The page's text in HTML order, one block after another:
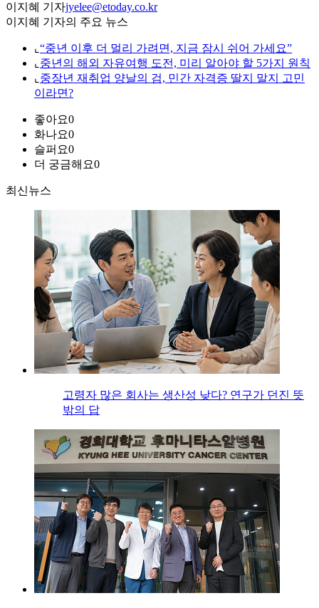
이지혜 기자jyelee@etoday.co.kr
이지혜 기자의 주요 뉴스
⌞ “중년 이후 더 멀리 가려면, 지금 잠시 쉬어 가세요”
⌞ 중년의 해외 자유여행 도전, 미리 알아야 할 5가지 원칙
⌞ 중장년 재취업 양날의 검, 민간 자격증 딸지 말지 고민
이라면?
좋아요0
화나요0
슬퍼요0
더 궁금해요0
최신뉴스
고령자 많은 회사는 생산성 낮다? 연구가 던진 뜻
밖의 답